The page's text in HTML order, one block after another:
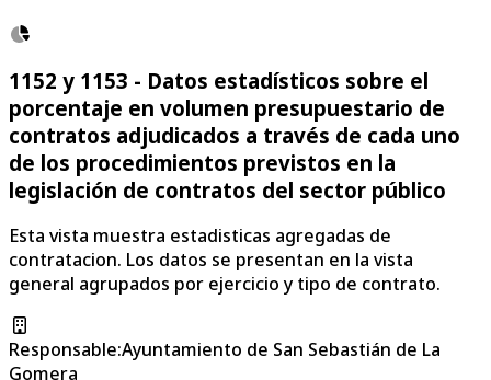
1152 y 1153 - Datos estadísticos sobre el
porcentaje en volumen presupuestario de
contratos adjudicados a través de cada uno
de los procedimientos previstos en la
legislación de contratos del sector público
Esta vista muestra estadisticas agregadas de
contratacion. Los datos se presentan en la vista
general agrupados por ejercicio y tipo de contrato.
Responsable:Ayuntamiento de San Sebastián de La
Gomera